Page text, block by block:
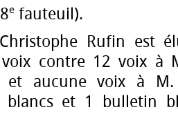
e fauteuil).
Christophe Rufin est
contre 12 voix à
et aucune voix à
blancs et 1 bulletin